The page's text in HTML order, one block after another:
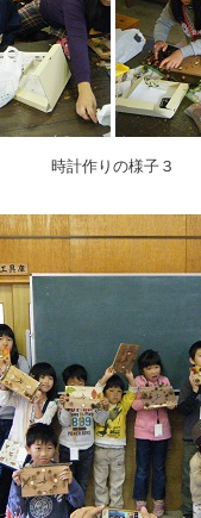
時計作りの様子３